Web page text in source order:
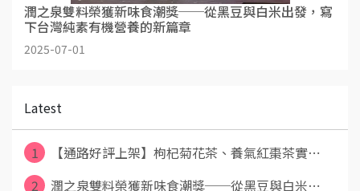
潤之泉雙料榮獲新味食潮獎──從黑豆與白米出發，寫
下台灣純素有機營養的新篇章
2025-07-01
Latest
1
【通路好評上架】枸杞菊花茶、養氣紅棗茶實⋯
2
潤之泉雙料榮獲新味食潮獎──從黑豆與白米⋯